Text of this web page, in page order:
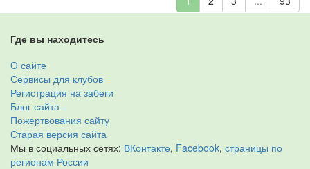
Где вы находитесь
О сайте
Сервисы для клубов
Регистрация на забеги
Блог сайта
Пожертвования сайту
Старая версия сайта
Мы в социальных сетях: ВКонтакте, Facebook, страницы по
регионам России